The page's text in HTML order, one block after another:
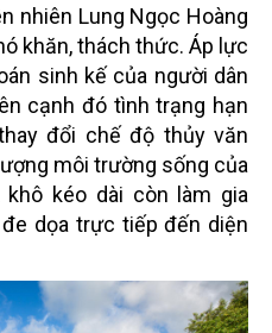
nhiên Lung Ngọc Hoàng
khăn, thách thức. Áp lực
sinh kế của người dân
cạnh đó tình trạng hạn
đổi chế độ thủy văn
môi trường sống của
kéo dài còn làm gia
dọa trực tiếp đến diện